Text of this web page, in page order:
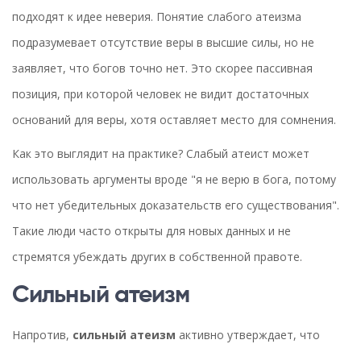
подходят к идее неверия. Понятие слабого атеизма
подразумевает отсутствие веры в высшие силы, но не
заявляет, что богов точно нет. Это скорее пассивная
позиция, при которой человек не видит достаточных
оснований для веры, хотя оставляет место для сомнения.
Как это выглядит на практике? Слабый атеист может
использовать аргументы вроде "я не верю в бога, потому
что нет убедительных доказательств его существования".
Такие люди часто открыты для новых данных и не
стремятся убеждать других в собственной правоте.
Сильный атеизм
Напротив, сильный атеизм активно утверждает, что